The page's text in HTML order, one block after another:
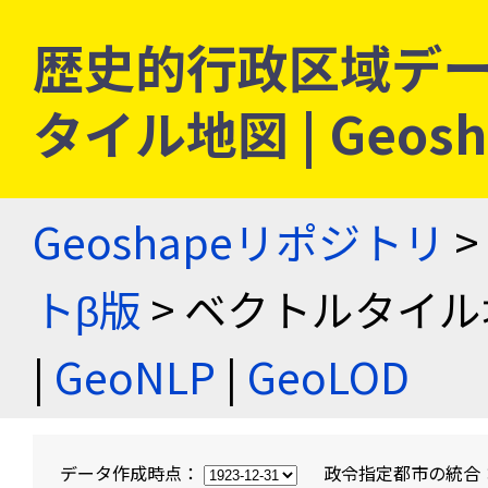
歴史的行政区域デ
タイル地図 |
Geoshapeリポジトリ >
トβ版 > ベクトルタイ
| GeoNLP | GeoLOD
データ作成時点： 政令指定都市の統